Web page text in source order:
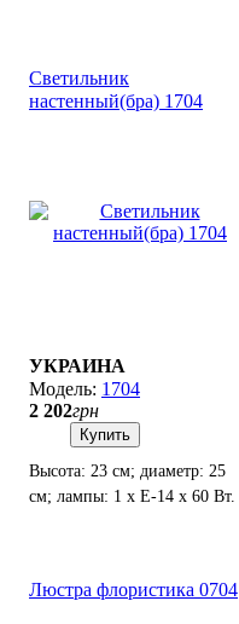
Светильник
настенный(бра) 1704
УКРАИНА
1704
2 202грн
Купить
Высота: 23 см; диаметр: 25
см; лампы: 1 х Е-14 х 60 Вт.
Люстра флористика 0704